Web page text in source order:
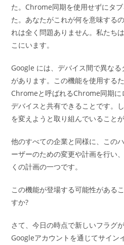
た。Chrome同期を使用せずにタ
た。あなたがこれが何を意味する
れは全く問題ありません。私たち
こにいます。
Google には、デバイス間で異な
があります。この機能を使用する
Chromeと呼ばれるChrome同期に
デバイスと共有できることです。
を変えようと取り組んでいること
他のすべての企業と同様に、この
ーザーのための変更や計画を行い
くの計画の一つです。
この機能が登場する可能性がある
すか?
さて、今日の時点で新しいフラグ
Googleアカウントを通じてサイン